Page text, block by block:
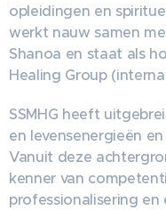
opleidingen en
werkt nauw samen
Shanoa en staat als
Healing Group
SSMHG heeft
en levensenergieën
Vanuit deze
kenner van
professionalisering